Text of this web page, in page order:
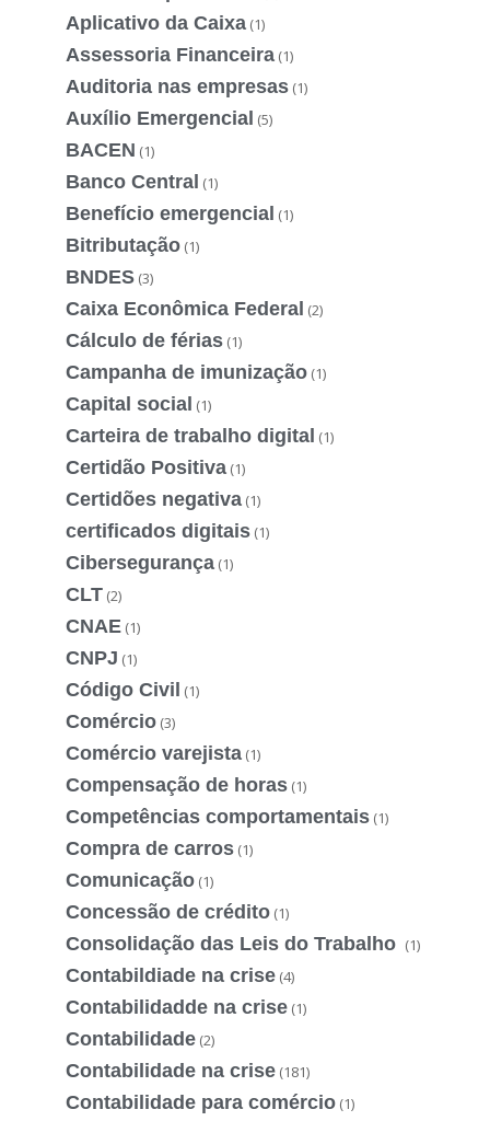
Aplicativo da Caixa (1)
Assessoria Financeira (1)
Auditoria nas empresas (1)
Auxílio Emergencial (5)
BACEN (1)
Banco Central (1)
Benefício emergencial (1)
Bitributação (1)
BNDES (3)
Caixa Econômica Federal (2)
Cálculo de férias (1)
Campanha de imunização (1)
Capital social (1)
Carteira de trabalho digital (1)
Certidão Positiva (1)
Certidões negativa (1)
certificados digitais (1)
Cibersegurança (1)
CLT (2)
CNAE (1)
CNPJ (1)
Código Civil (1)
Comércio (3)
Comércio varejista (1)
Compensação de horas (1)
Competências comportamentais (1)
Compra de carros (1)
Comunicação (1)
Concessão de crédito (1)
Consolidação das Leis do Trabalho (1)
Contabildiade na crise (4)
Contabilidadde na crise (1)
Contabilidade (2)
Contabilidade na crise (181)
Contabilidade para comércio (1)